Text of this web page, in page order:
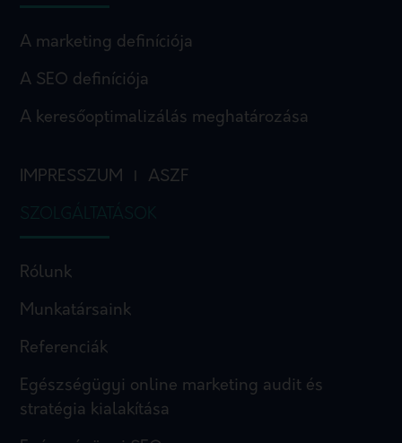
A marketing definíciója
A SEO definíciója
A keresőoptimalizálás meghatározása
IMPRESSZUM I ASZF
SZOLGÁLTATÁSOK
Rólunk
Munkatársaink
Referenciák
Egészségügyi online marketing audit és
stratégia kialakítása